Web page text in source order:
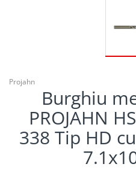
Projahn
Burghiu
PROJAHN
338 Tip HD